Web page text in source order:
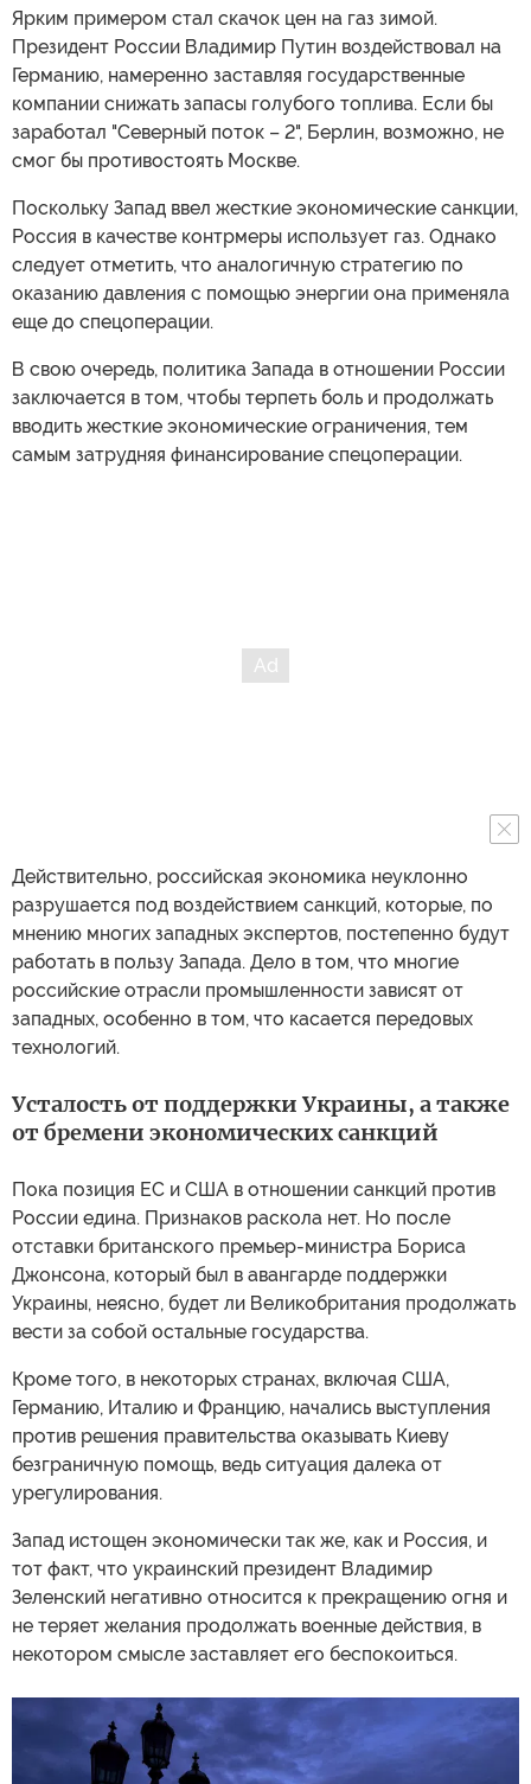
Ярким примером стал скачок цен на газ зимой.
Президент России Владимир Путин воздействовал на
Германию, намеренно заставляя государственные
компании снижать запасы голубого топлива. Если бы
заработал "Северный поток – 2", Берлин, возможно, не
смог бы противостоять Москве.
Поскольку Запад ввел жесткие экономические санкции,
Россия в качестве контрмеры использует газ. Однако
следует отметить, что аналогичную стратегию по
оказанию давления с помощью энергии она применяла
еще до спецоперации.
В свою очередь, политика Запада в отношении России
заключается в том, чтобы терпеть боль и продолжать
вводить жесткие экономические ограничения, тем
самым затрудняя финансирование спецоперации.
Действительно, российская экономика неуклонно
разрушается под воздействием санкций, которые, по
мнению многих западных экспертов, постепенно будут
работать в пользу Запада. Дело в том, что многие
российские отрасли промышленности зависят от
западных, особенно в том, что касается передовых
технологий.
Усталость от поддержки Украины, а также
от бремени экономических санкций
Пока позиция ЕС и США в отношении санкций против
России едина. Признаков раскола нет. Но после
отставки британского премьер-министра Бориса
Джонсона, который был в авангарде поддержки
Украины, неясно, будет ли Великобритания продолжать
вести за собой остальные государства.
Кроме того, в некоторых странах, включая США,
Германию, Италию и Францию, начались выступления
против решения правительства оказывать Киеву
безграничную помощь, ведь ситуация далека от
урегулирования.
Запад истощен экономически так же, как и Россия, и
тот факт, что украинский президент Владимир
Зеленский негативно относится к прекращению огня и
не теряет желания продолжать военные действия, в
некотором смысле заставляет его беспокоиться.